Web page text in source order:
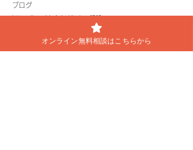
ブログ
https://ameblo.jp/yskitchen1519
オンライン無料相談はこちらから